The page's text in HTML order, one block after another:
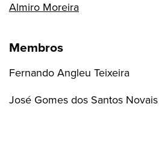
Almiro Moreira
Membros
Fernando Angleu Teixeira
José Gomes dos Santos Novais